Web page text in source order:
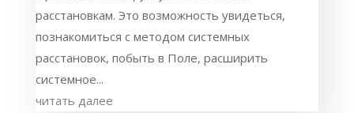
расстановкам. Это возможность увидеться,
познакомиться с методом системных
расстановок, побыть в Поле, расширить
системное...
читать далее